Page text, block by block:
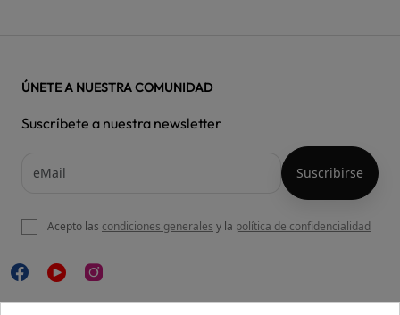
ÚNETE A NUESTRA COMUNIDAD
Suscríbete a nuestra newsletter
Acepto las condiciones generales y la política de confidencialidad